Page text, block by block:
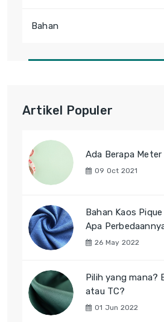
Bahan
Artikel Populer
Ada Berapa Meter
09 Oct 2021
Bahan Kaos
Apa
26 May 2022
Pilih yang mana?
atau TC?
01 Jun 2022